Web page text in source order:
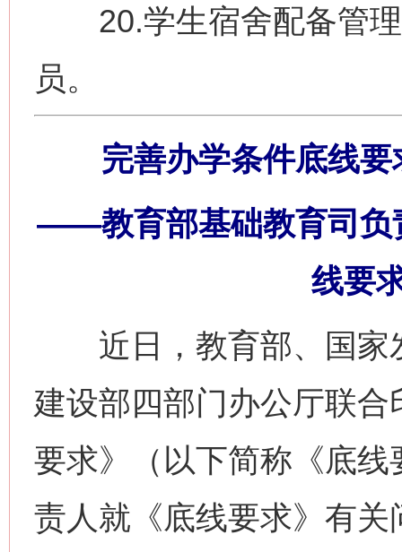
20.学生宿舍配备管理
员。
完善办学条件底线
——教育部基础教育司负
线要
近日，教育部、国家
建设部四部门办公厅联
要求》（以下简称《底
责人就《底线要求》有